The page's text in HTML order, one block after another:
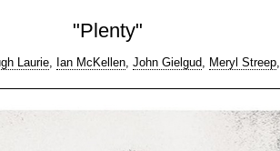
"Plenty"
Laurie, Ian McKellen, John Gielgud, Meryl Streep,